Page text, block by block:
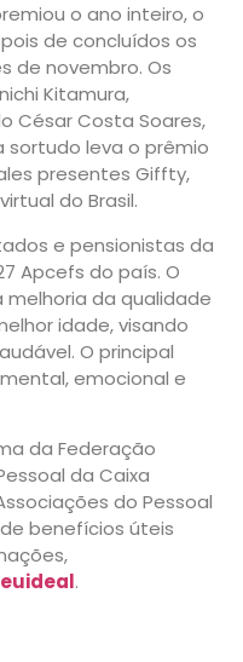
o ano inteiro, o
de concluídos os
de novembro. Os
Kitamura,
César Costa Soares,
sortudo leva o prêmio
presentes Giffty,
do Brasil.
e pensionistas da
Apcefs do país. O
da qualidade
idade, visando
O principal
emocional e
da Federação
da Caixa
do Pessoal
benefícios úteis
.